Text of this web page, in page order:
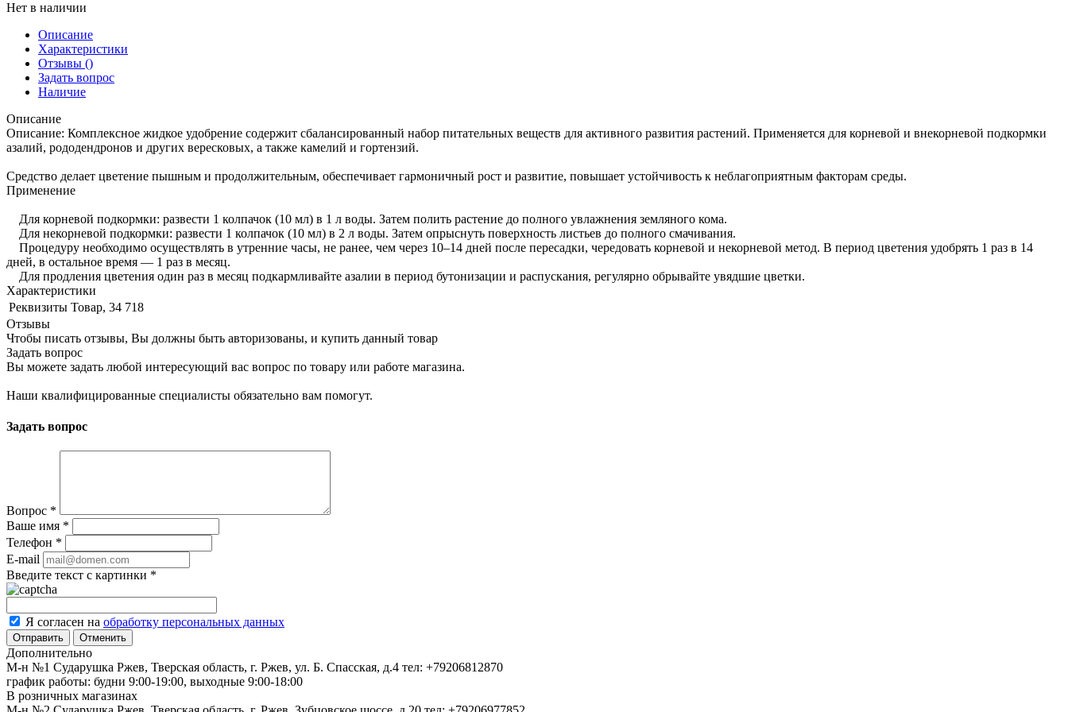
Нет в наличии
Описание
Характеристики
Отзывы ()
Задать вопрос
Наличие
Описание
Описание: Комплексное жидкое удобрение содержит сбалансированный набор питательных веществ для активного развития растений. Применяется для корневой и внекорневой подкормки
азалий, рододендронов и других вересковых, а также камелий и гортензий.
Средство делает цветение пышным и продолжительным, обеспечивает гармоничный рост и развитие, повышает устойчивость к неблагоприятным факторам среды.
Применение
Для корневой подкормки: развести 1 колпачок (10 мл) в 1 л воды. Затем полить растение до полного увлажнения земляного кома.
Для некорневой подкормки: развести 1 колпачок (10 мл) в 2 л воды. Затем опрыснуть поверхность листьев до полного смачивания.
Процедуру необходимо осуществлять в утренние часы, не ранее, чем через 10–14 дней после пересадки, чередовать корневой и некорневой метод. В период цветения удобрять 1 раз в 14
дней, в остальное время — 1 раз в месяц.
Для продления цветения один раз в месяц подкармливайте азалии в период бутонизации и распускания, регулярно обрывайте увядшие цветки.
Характеристики
Реквизиты Товар, 34 718
Отзывы
Чтобы писать отзывы, Вы должны быть авторизованы, и купить данный товар
Задать вопрос
Вы можете задать любой интересующий вас вопрос по товару или работе магазина.
Наши квалифицированные специалисты обязательно вам помогут.
Задать вопрос
Вопрос *
Ваше имя *
Телефон *
E-mail
Введите текст с картинки *
Я согласен на обработку персональных данных
Отменить
Дополнительно
М-н №1 Сударушка Ржев, Тверская область, г. Ржев, ул. Б. Спасская, д.4 тел: +79206812870
график работы: будни 9:00-19:00, выходные 9:00-18:00
В розничных магазинах